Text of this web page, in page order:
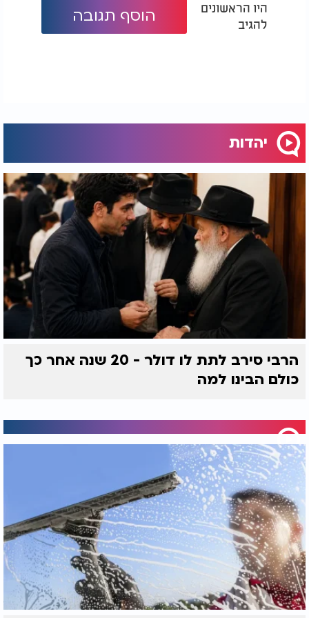
היו הראשונים
להגיב
הוסף תגובה
יהדות
הרבי סירב לתת לו דולר - 20 שנה אחר כך
כולם הבינו למה